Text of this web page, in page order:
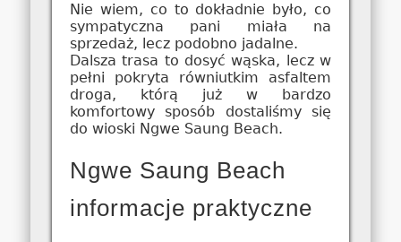
Nie wiem, co to dokładnie było, co
sympatyczna pani miała na
sprzedaż, lecz podobno jadalne.
Dalsza trasa to dosyć wąska, lecz w
pełni pokryta równiutkim asfaltem
droga, którą już w bardzo
komfortowy sposób dostaliśmy się
do wioski Ngwe Saung Beach.
Ngwe Saung Beach
informacje praktyczne